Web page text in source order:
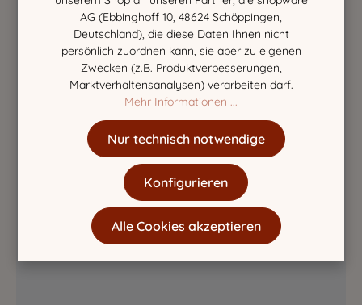
AG (Ebbinghoff 10, 48624 Schöppingen,
Deutschland), die diese Daten Ihnen nicht
persönlich zuordnen kann, sie aber zu eigenen
Zwecken (z.B. Produktverbesserungen,
Marktverhaltensanalysen) verarbeiten darf.
Mehr Informationen ...
Nur technisch notwendige
Konfigurieren
Alle Cookies akzeptieren